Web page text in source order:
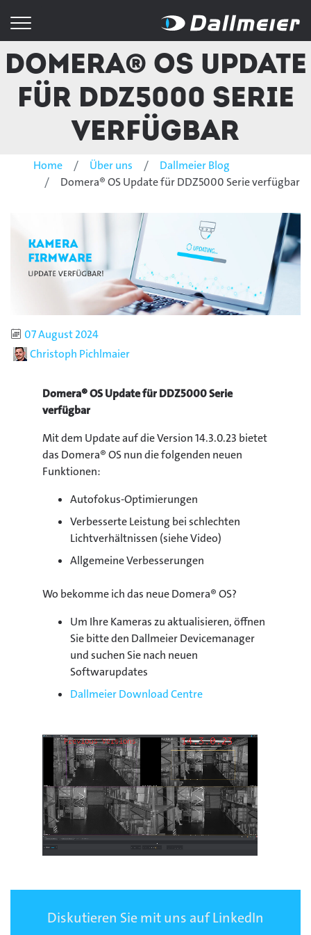
Domera® OS Update
für DDZ5000 Serie
verfügbar
Home Über uns
Dallmeier Blog
Domera® OS Update für DDZ5000 Serie verfügbar
Publiziert
07 August 2024
AutorChristoph Pichlmaier
Domera® OS Update für DDZ5000 Serie
verfügbar
Mit dem Update auf die Version 14.3.0.23 bietet
das Domera® OS nun die folgenden neuen
Funktionen:
Autofokus-Optimierungen
Verbesserte Leistung bei schlechten
Lichtverhältnissen (siehe Video)
Allgemeine Verbesserungen
Wo bekomme ich das neue Domera® OS?
Um Ihre Kameras zu aktualisieren, öffnen
Sie bitte den Dallmeier Devicemanager
und suchen Sie nach neuen
Softwarupdates
Dallmeier Download Centre
Diskutieren Sie mit uns auf LinkedIn